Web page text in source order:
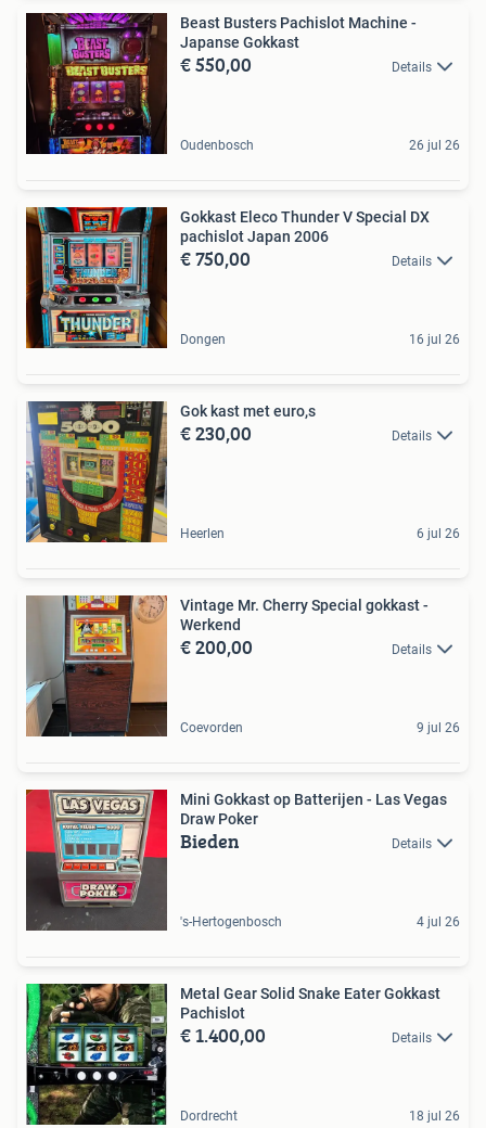
Beast Busters Pachislot Machine -
Japanse Gokkast
€ 550,00 Details
Oudenbosch 26 jul 26
Gokkast Eleco Thunder V Special DX
pachislot Japan 2006
€ 750,00 Details
Dongen 16 jul 26
Gok kast met euro,s
€ 230,00 Details
Heerlen 6 jul 26
Vintage Mr. Cherry Special gokkast -
Werkend
€ 200,00 Details
Coevorden 9 jul 26
Mini Gokkast op Batterijen - Las Vegas
Draw Poker
Bieden Details
's-Hertogenbosch 4 jul 26
Metal Gear Solid Snake Eater Gokkast
Pachislot
€ 1.400,00 Details
Dordrecht 18 jul 26